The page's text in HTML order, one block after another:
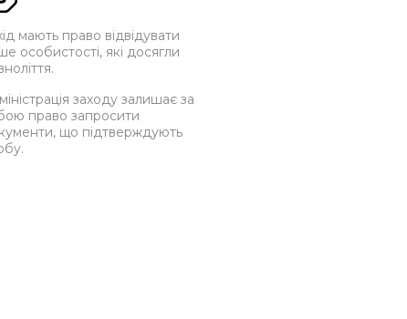
мають право відвідувати
особистості, які досягли
заходу залишає за
право запросити
що підтверждують